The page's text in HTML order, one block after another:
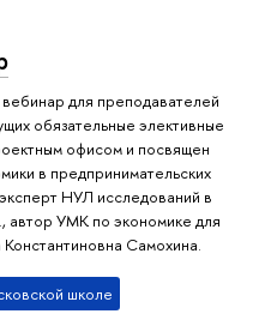
для преподавателей
обязательные элективные
офисом и посвящен
в предпринимательских
НУЛ исследований в
автор УМК по экономике для
Самохина.
школе